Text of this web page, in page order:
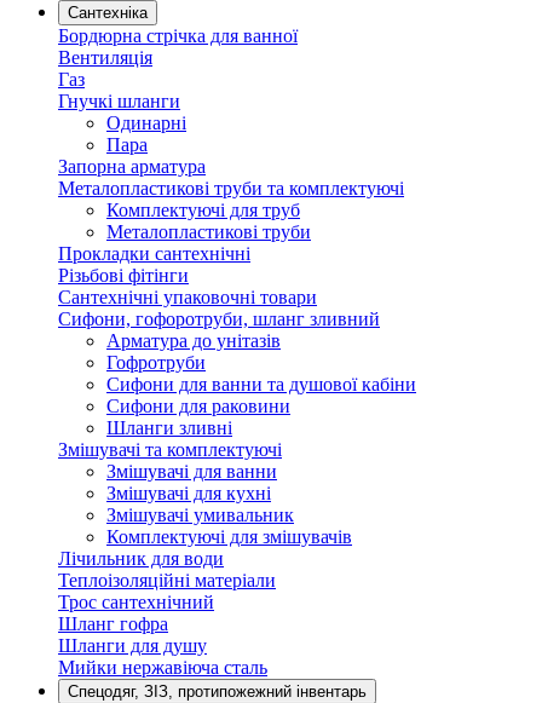
Сантехніка
Бордюрна стрічка для ванної
Вентиляція
Газ
Гнучкі шланги
Одинарні
Пара
Запорна арматура
Металопластикові труби та комплектуючі
Комплектуючі для труб
Металопластикові труби
Прокладки сантехнічні
Різьбові фітінги
Сантехнічні упаковочні товари
Сифони, гофоротруби, шланг зливний
Арматура до унітазів
Гофротруби
Сифони для ванни та душової кабіни
Сифони для раковини
Шланги зливні
Змішувачі та комплектуючі
Змішувачі для ванни
Змішувачі для кухні
Змішувачі умивальник
Комплектуючі для змішувачів
Лічильник для води
Теплоізоляційні матеріали
Трос сантехнічний
Шланг гофра
Шланги для душу
Мийки нержавіюча сталь
Спецодяг, ЗІЗ, протипожежний інвентарь